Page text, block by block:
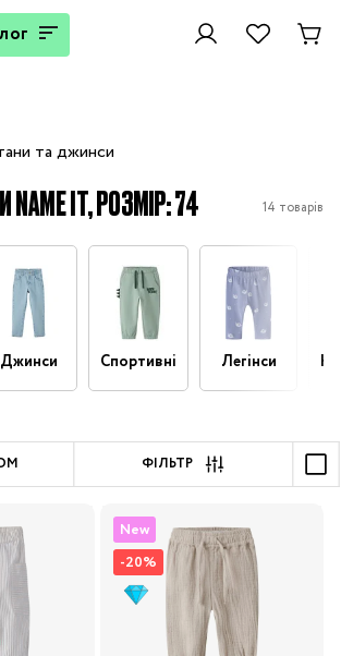
та джинси
IT, РОЗМІР: 74 14 товарів
Джинси Спортивні Легінси
ФІЛЬТР
New
-20%